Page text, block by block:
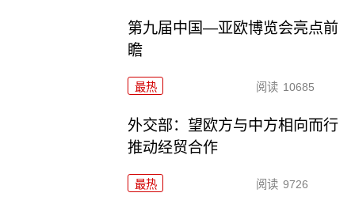
第九届中国—亚欧博览会亮点前
瞻
最热 阅读 10685
外交部：望欧方与中方相向而行
推动经贸合作
最热 阅读 9726